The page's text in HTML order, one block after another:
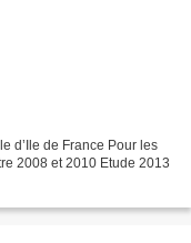
d’Ile de France Pour les
2008 et 2010 Etude 2013